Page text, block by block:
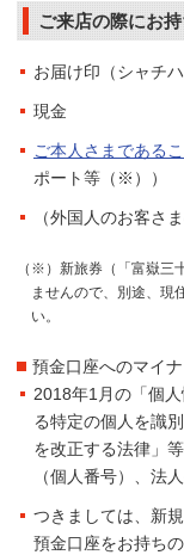
ご来店の際にお
お届け印（シャチ
現金
ご本人さまである
ポート等（※））
（外国人のお客さ
（※）新旅券（「富嶽三
ませんので、別途、現
い。
預金口座へのマイ
2018年1月の「個
る特定の個人を識
を改正する法律」
（個人番号）、法
つきましては、新
預金口座をお持ち